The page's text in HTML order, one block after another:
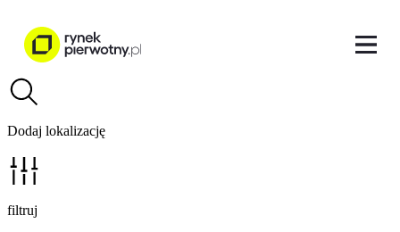
Dodaj lokalizację
filtruj